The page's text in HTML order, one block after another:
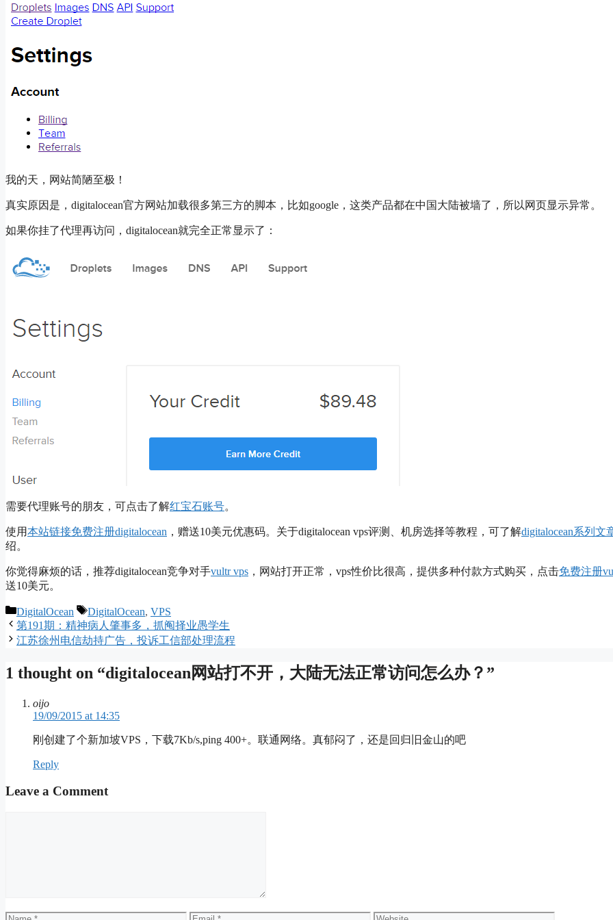
我的天，网站简陋至极！
真实原因是，digitalocean官方网站加载很多第三方的脚本，比如google，这类产品都在中国大陆被墙了，所以网页显示异常。
如果你挂了代理再访问，digitalocean就完全正常显示了：
需要代理账号的朋友，可点击了解红宝石账号。
使用本站链接免费注册digitalocean ，赠送10美元优惠码。关于digitalocean vps评测、机房选择等教程，可了解digitalocean系列文
绍。
你觉得麻烦的话，推荐digitalocean竞争对手vultr vps ，网站打开正常，vps性价比很高，提供多种付款方式购买，点击免费注册
送10美元。
Categories
DigitalOcean Tags
DigitalOcean, VPS
第191期：精神病人肇事多，抓阄择业愚学生
江苏徐州电信劫持广告，投诉工信部处理流程
1 thought on “digitalocean网站打不开，大陆无法正常访问怎么办？”
oijo
19/09/2015 at 14:35
刚创建了个新加坡VPS，下载7Kb/s,ping 400+。联通网络。真郁闷了，还是回归旧金山的吧
Reply
Leave a Comment
Name Email Website